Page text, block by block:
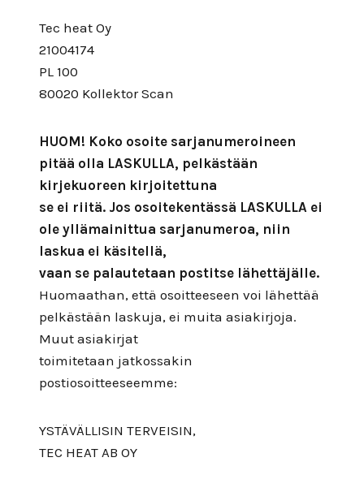
Tec heat Oy
21004174
PL 100
80020 Kollektor Scan
HUOM! Koko osoite sarjanumeroineen
pitää olla LASKULLA, pelkästään
kirjekuoreen kirjoitettuna
se ei riitä. Jos osoitekentässä LASKULLA ei
ole yllämainittua sarjanumeroa, niin
laskua ei käsitellä,
vaan se palautetaan postitse lähettäjälle.
Huomaathan, että osoitteeseen voi lähettää
pelkästään laskuja, ei muita asiakirjoja.
Muut asiakirjat
toimitetaan jatkossakin
postiosoitteeseemme:
YSTÄVÄLLISIN TERVEISIN,
TEC HEAT AB OY